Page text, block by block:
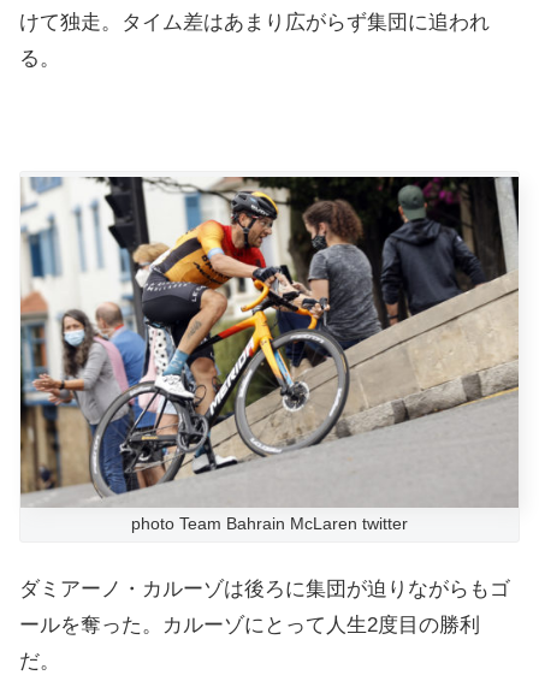
けて独走。タイム差はあまり広がらず集団に追われ
る。
photo Team Bahrain McLaren twitter
ダミアーノ・カルーゾは後ろに集団が迫りながらもゴ
ールを奪った。カルーゾにとって人生2度目の勝利
だ。